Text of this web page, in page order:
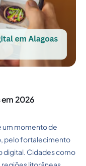
em 2026
um momento de
pelo fortalecimento
digital. Cidades como